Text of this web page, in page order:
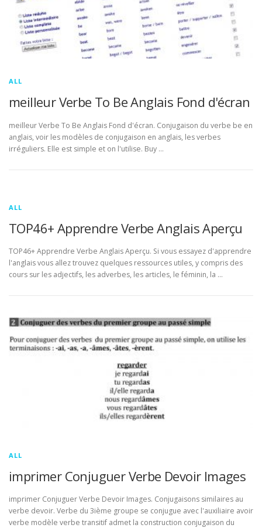
ALL
meilleur Verbe To Be Anglais Fond d'écran
meilleur Verbe To Be Anglais Fond d'écran. Conjugaison du verbe be en
anglais, voir les modèles de conjugaison en anglais, les verbes
irréguliers. Elle est simple et on l'utilise. Buy …
ALL
TOP46+ Apprendre Verbe Anglais Aperçu
TOP46+ Apprendre Verbe Anglais Aperçu. Si vous essayez d'apprendre
l'anglais vous allez trouvez quelques ressources utiles, y compris des
cours sur les adjectifs, les adverbes, les articles, le féminin, la …
ALL
imprimer Conjuguer Verbe Devoir Images
imprimer Conjuguer Verbe Devoir Images. Conjugaisons similaires au
verbe devoir. Verbe du 3ième groupe se conjugue avec l'auxiliaire avoir
verbe modèle verbe transitif admet la construction conjugaison du